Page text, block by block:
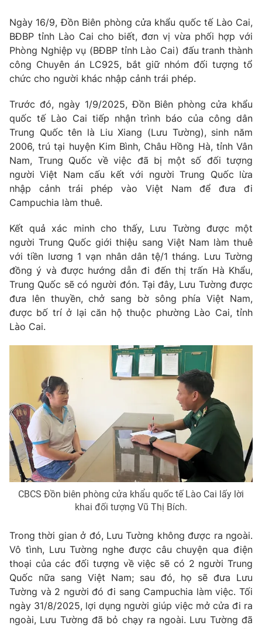
Sản phẩm
Thị trường
Tư vấn
Giao lưu trực tuyến
Lịch phát sóng
Emagazine Podcast
Photo Infographic
Video Shorts video
VTV Sức khoẻ Bất động sản
Thị trường 24h Tấm lòng Việt
VTV4 Vươn mình bằng AI
VTV8
Liên hệ tòa soạn
THỜI BÁO VTV
Theo dõi báo trên
Cơ quan chủ quản:Đài Truyền hình Việt Nam
Cơ quan báo chí:
Thời báo VTV
Giấy phép hoạt động báo in và báo điện tử số 483/GP-BTTTT
cấp ngày 29/12/2023
Tổng Biên tập:Vũ Thanh Thủy
Phó Tổng Biên tập:Nguyễn Thị Mỹ Hạnh, Phạm Quốc Thắng,
Ngày 16/9, Đồn Biên phòng cửa khẩu quốc tế Lào Cai,
BĐBP tỉnh Lào Cai cho biết, đơn vị vừa phối hợp với
Phòng Nghiệp vụ (BĐBP tỉnh Lào Cai) đấu tranh thành
công Chuyên án LC925, bắt giữ nhóm đối tượng tổ
chức cho người khác nhập cảnh trái phép.
Trước đó, ngày 1/9/2025, Đồn Biên phòng cửa khẩu
quốc tế Lào Cai tiếp nhận trình báo của công dân
Trung Quốc tên là Liu Xiang (Lưu Tường), sinh năm
2006, trú tại huyện Kim Bình, Châu Hồng Hà, tỉnh Vân
Nam, Trung Quốc về việc đã bị một số đối tượng
người Việt Nam cấu kết với người Trung Quốc lừa
nhập cảnh trái phép vào Việt Nam để đưa đi
Campuchia làm thuê.
Kết quả xác minh cho thấy, Lưu Tường được một
người Trung Quốc giới thiệu sang Việt Nam làm thuê
với tiền lương 1 vạn nhân dân tệ/1 tháng. Lưu Tường
đồng ý và được hướng dẫn đi đến thị trấn Hà Khẩu,
Trung Quốc sẽ có người đón. Tại đây, Lưu Tường được
đưa lên thuyền, chở sang bờ sông phía Việt Nam,
được bố trí ở lại căn hộ thuộc phường Lào Cai, tỉnh
Lào Cai.
CBCS Đồn biên phòng cửa khẩu quốc tế Lào Cai lấy lời
khai đối tượng Vũ Thị Bích.
Trong thời gian ở đó, Lưu Tường không được ra ngoài.
Vô tình, Lưu Tường nghe được câu chuyện qua điện
thoại của các đối tượng về việc sẽ có 2 người Trung
Quốc nữa sang Việt Nam; sau đó, họ sẽ đưa Lưu
Tường và 2 người đó đi sang Campuchia làm việc. Tối
ngày 31/8/2025, lợi dụng người giúp việc mở cửa đi ra
ngoài, Lưu Tường đã bỏ chạy ra ngoài. Lưu Tường đã